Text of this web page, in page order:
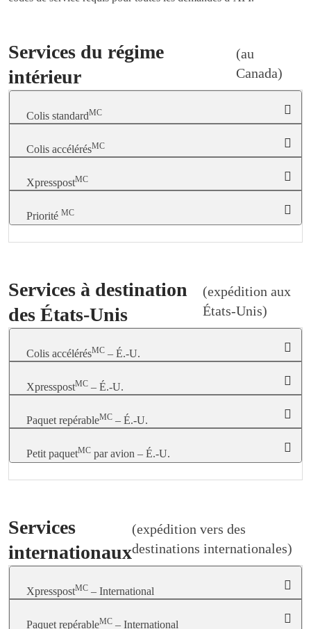
Services du régime
intérieur
(au
Canada)
Colis standardMC
Colis accélérésMC
XpresspostMC
Priorité MC
Services à destination
des États-Unis
(expédition aux
États-Unis)
Colis accélérésMC – É.-U.
XpresspostMC – É.-U.
Paquet repérableMC – É.-U.
Petit paquetMC par avion – É.-U.
Services
internationaux
(expédition vers des
destinations internationales)
XpresspostMC – International
Paquet repérableMC – International